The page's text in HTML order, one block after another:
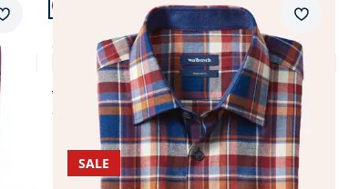
Merkzettel
Passform Regular Fit.
Regular Fit
Soft-Flanell-Hemd
5,0 (33)
ab € 69,99
ab € 54,99 (-21%)
SALE